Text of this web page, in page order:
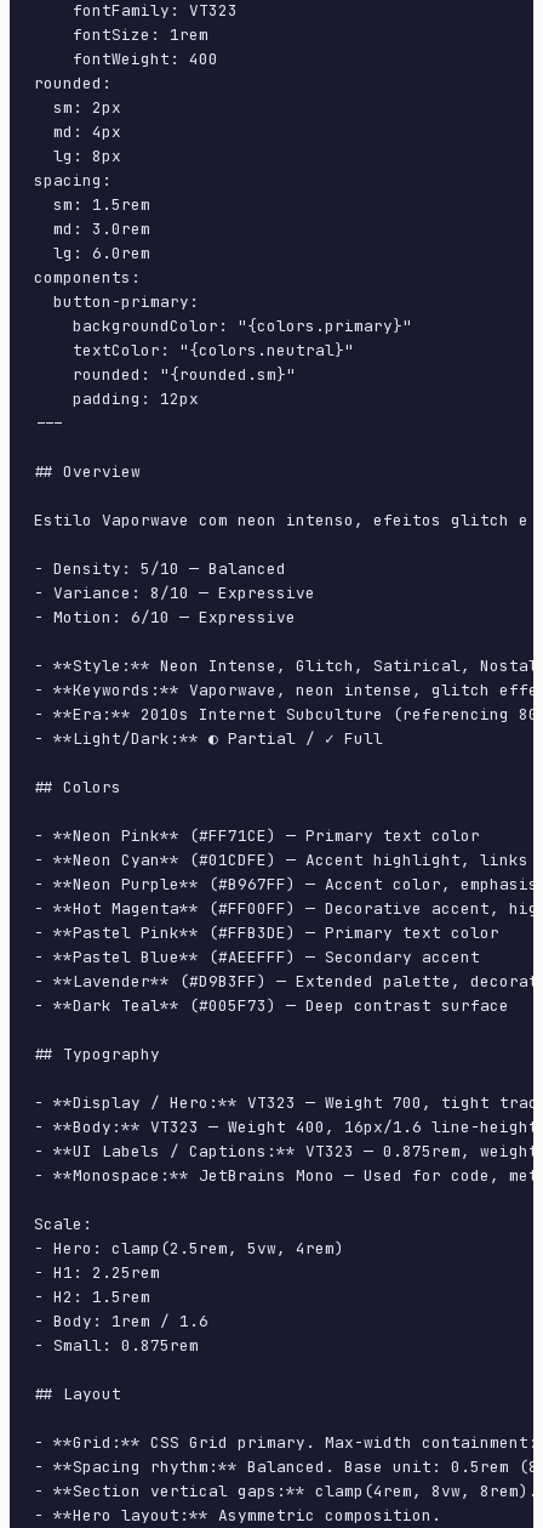
    fontFamily: VT323
    fontSize: 1rem
    fontWeight: 400
rounded:
  sm: 2px
  md: 4px
  lg: 8px
spacing:
  sm: 1.5rem
  md: 3.0rem
  lg: 6.0rem
components:
  button-primary:
    backgroundColor: "{colors.primary}"
    textColor: "{colors.neutral}"
    rounded: "{rounded.sm}"
    padding: 12px
---
## Overview
Estilo Vaporwave com neon intenso, efeitos glitch e
- Density: 5/10 — Balanced
- Variance: 8/10 — Expressive
- Motion: 6/10 — Expressive
- **Style:** Neon Intense, Glitch, Satirical,
- **Keywords:** Vaporwave, neon intense, glitch
- **Era:** 2010s Internet Subculture (referencing
- **Light/Dark:** ◐ Partial / ✓ Full
## Colors
- **Neon Pink** (#FF71CE) — Primary text color
- **Neon Cyan** (#01CDFE) — Accent highlight, links
- **Neon Purple** (#B967FF) — Accent color, emphasis
- **Hot Magenta** (#FF00FF) — Decorative accent,
- **Pastel Pink** (#FFB3DE) — Primary text color
- **Pastel Blue** (#AEEFFF) — Secondary accent
- **Lavender** (#D9B3FF) — Extended palette,
- **Dark Teal** (#005F73) — Deep contrast surface
## Typography
- **Display / Hero:** VT323 — Weight 700, tight
- **Body:** VT323 — Weight 400, 16px/1.6 line-
- **UI Labels / Captions:** VT323 — 0.875rem,
- **Monospace:** JetBrains Mono — Used for code,
Scale:
- Hero: clamp(2.5rem, 5vw, 4rem)
- H1: 2.25rem
- H2: 1.5rem
- Body: 1rem / 1.6
- Small: 0.875rem
## Layout
- **Grid:** CSS Grid primary. Max-width
- **Spacing rhythm:** Balanced. Base unit: 0.5rem
- **Section vertical gaps:** clamp(4rem, 8vw, 8rem).
- **Hero layout:** Asymmetric composition.